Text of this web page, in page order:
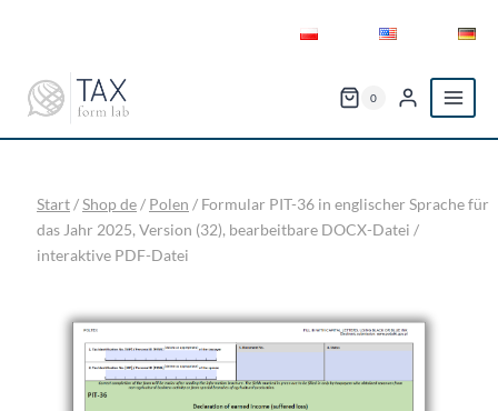
0
Start/Shop de/ Polen / Formular PIT-36 in englischer Sprache für
das Jahr 2025, Version (32), bearbeitbare DOCX-Datei /
interaktive PDF-Datei